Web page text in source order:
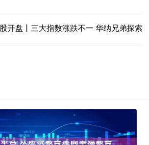
开盘丨三大指数涨跌不一 华纳兄弟探索